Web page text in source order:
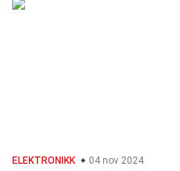
ELEKTRONIKK 04 nov 2024